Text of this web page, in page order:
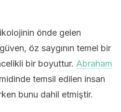
önde gelen
öz saygının temel bir
bir boyuttur. Abraham
temsil edilen insan
bunu dahil etmiştir.